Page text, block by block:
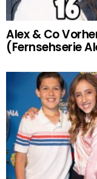
Alex & Co
(Fernsehserie